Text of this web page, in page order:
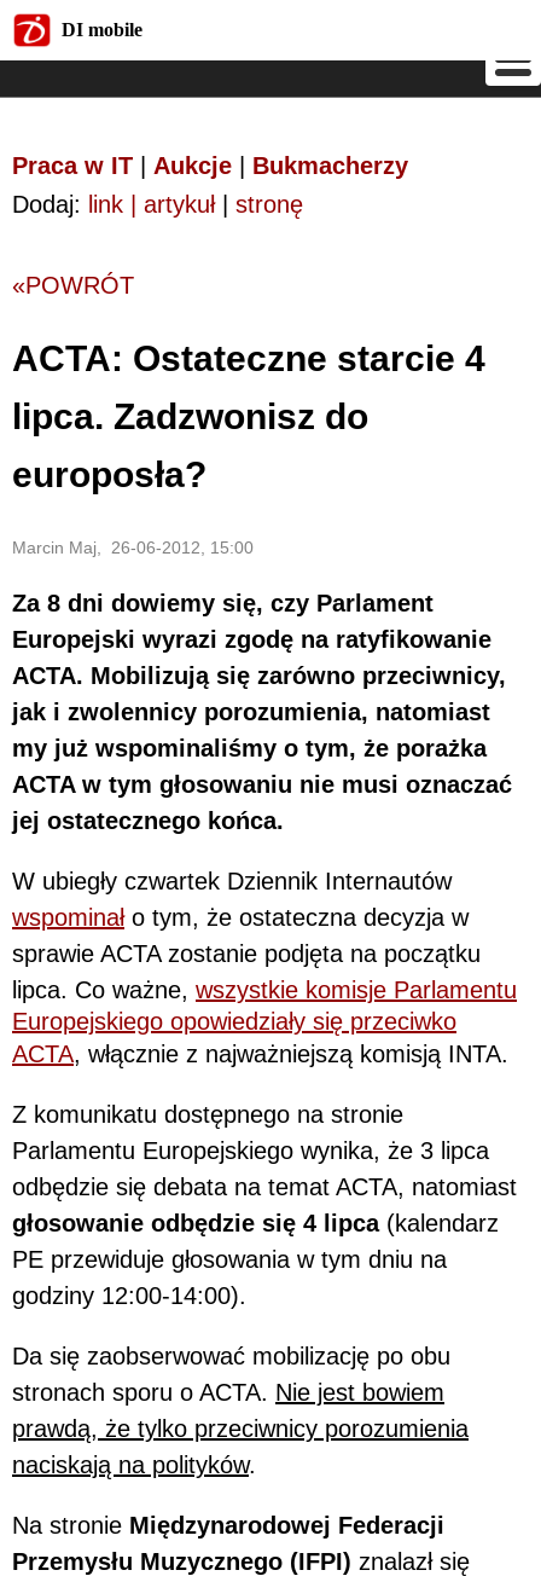
DI mobile
Praca w IT Aukcje
Bukmacherzy
Dodaj: link | artykuł| stronę
«POWRÓT
ACTA: Ostateczne starcie 4
lipca. Zadzwonisz do
europosła?
Marcin Maj, 26-06-2012, 15:00
Za 8 dni dowiemy się, czy Parlament
Europejski wyrazi zgodę na ratyfikowanie
ACTA. Mobilizują się zarówno przeciwnicy,
jak i zwolennicy porozumienia, natomiast
my już wspominaliśmy o tym, że porażka
ACTA w tym głosowaniu nie musi oznaczać
jej ostatecznego końca.
W ubiegły czwartek Dziennik Internautów
wspominało tym, że ostateczna decyzja w
sprawie ACTA zostanie podjęta na początku
lipca. Co ważne, wszystkie komisje Parlamentu
Europejskiego opowiedziały się przeciwko
ACTA, włącznie z najważniejszą komisją INTA.
Z komunikatu dostępnego na stronie
Parlamentu Europejskiego wynika, że 3 lipca
odbędzie się debata na temat ACTA, natomiast
głosowanie odbędzie się 4 lipca(kalendarz
PE przewiduje głosowania w tym dniu na
godziny 12:00-14:00).
Da się zaobserwować mobilizację po obu
stronach sporu o ACTA. Nie jest bowiem
prawdą, że tylko przeciwnicy porozumienia
naciskają na polityków.
Na stronie Międzynarodowej Federacji
Przemysłu Muzycznego (IFPI) znalazł się
DI mobile